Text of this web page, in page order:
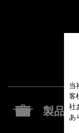
製品一
当
客
社
あ